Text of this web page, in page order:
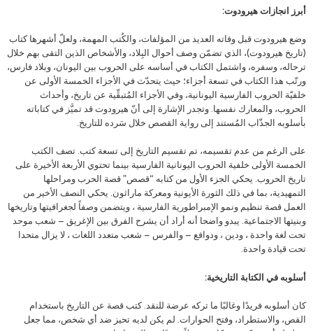
أبرز انجازات هيرودوت:
وضع هيرودوت قبل وفاته العديد من المؤلفات، والكُتب المهمة، ولعلّ أشهرها كتاب
(تاريخ هيرودوت)، الذي تضمّن وصف أحوال البِلاد، والأشخاص الذين التقى بهم خلال
ترحاله، وسفره، واشتمل الكتاب في أساسه على الحروب بين اليونان، وبلاد فارس،
ورتّب هذا الكتاب في تسعة أجزاء؛ حيث يتحدّث في الأجزاء الخمسة الأولى عن
خلفيّة الحروب الفارسية اليونانية، وفي الأجزاء المُتبقِّية عن تاريخ، وأحداث
الحروب، والمعارك نفسها. وتجدر الإشارة إلى أنّ هيرودوت قد تميَّز في كتاباته
بأسلوبه الجذّاب المُستند إلى رواية القصص خلال سَرده ​​للتاريخ.
على الرغم من عدم تقسيمه، تم تقسيم التاريخ إلى تسعة كتب. تصف الكتب
الخمسة الأولى خلفية الحروب اليونانية الفارسية بينما تحتوي الأربعة الأخيرة على
تاريخ الحروب. يحكي الجزء الأول من كتابه “قصص” قصة الحرب ومراحلها
التمهيدية، بما في ذلك الثورة الأيونية ومعركة ماراثون. يحكي النصف الأخير من
العمل قصة تنظيم ونمو الإمبراطورية الفارسية ، ويتضمن وصفاً لجغرافيتها وتاريخها
وبنيتها الاجتماعية. يبدو واضحا أنه أراد أن يشرح الفرق بين الإغريق – شعب موحد
تحت لغة واحدة ، ودين ، ودوافع – والفرس – شعب متعدد اللغات ، لا يزال متحدا
تحت قيادة واحدة.
أسلوبه في الكتابة التاريخية:
كان أسلوبه فريدًا وغالبًا ما تركه عرضة للنقد. كتب قصة عن التاريخ باستخدام
القص، والاستطراد، وفتح الحوارات. لم يكن لديه تحيز ضد أي شخص، مما جعل